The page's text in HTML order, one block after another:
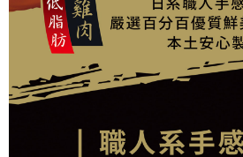
權轉讓予恩沛科技股份有限公司。
２．關於個人資料處理事宜，請瀏覽以下網址：
https://aftee.tw/terms/#terms3
３．未成年的使用者請事先徵得法定代理人或
「AFTEE先享後付」，若未經同意申辦者引起
任。
４．使用「AFTEE先享後付」時，將依據個別
請求用戶進行身份認證。
５．嚴禁一人註冊多個帳號或使用他人資訊註
每筆NT$95，滿NT$1,000(含以上)免運費
離島宅配
每筆NT$180
貨到付款